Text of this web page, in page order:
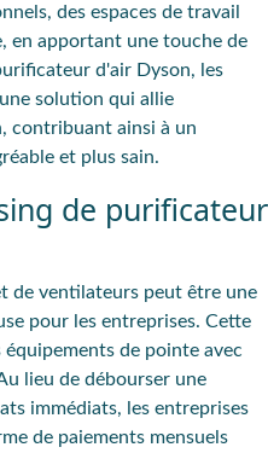
des espaces de travail
en apportant une touche de
d'air Dyson, les
solution qui allie
, contribuant ainsi à un
et plus sain.
de purificateur
de ventilateurs peut être une
pour les entreprises. Cette
de pointe avec
lieu de débourser une
immédiats, les entreprises
de paiements mensuels